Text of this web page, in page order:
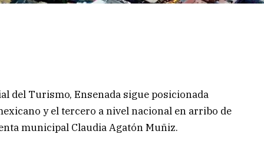
del Turismo, Ensenada sigue posicionada
y el tercero a nivel nacional en arribo de
municipal Claudia Agatón Muñiz.